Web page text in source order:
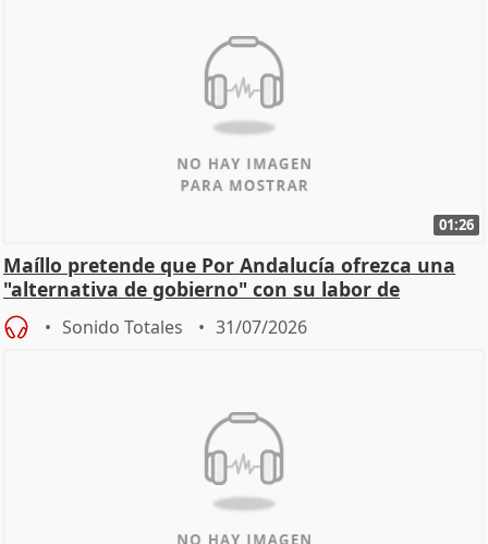
01:26
Maíllo pretende que Por Andalucía ofrezca una
"alternativa de gobierno" con su labor de
oposición
Sonido Totales 31/07/2026